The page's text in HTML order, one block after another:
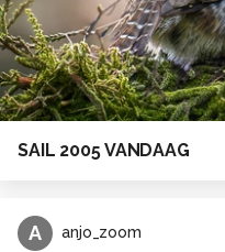
SAIL 2005 VANDAAG
A anjo_zoom